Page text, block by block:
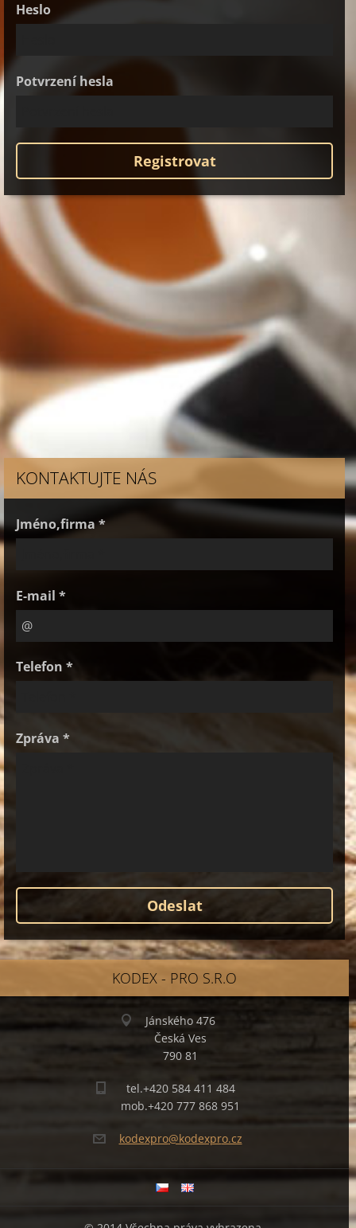
Heslo
Potvrzení hesla
KONTAKTUJTE NÁS
Jméno,firma *
E-mail *
Telefon *
Zpráva *
KODEX - PRO S.R.O
Jánského 476
Česká Ves
790 81
tel.+420 584 411 484
mob.+420 777 868 951
kodexpro@kodexpro.cz